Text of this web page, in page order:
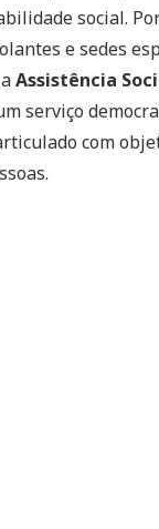
social.
e sedes
Assistência
serviço
com